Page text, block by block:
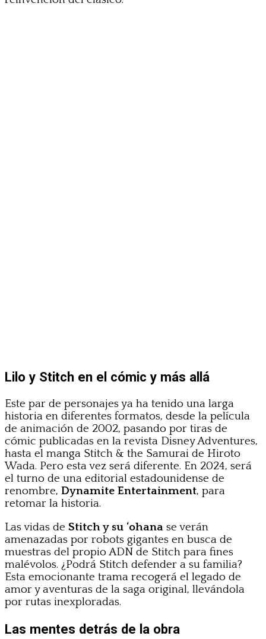
Lilo y Stitch en el cómic y más allá
Este par de personajes ya ha tenido una larga
historia en diferentes formatos, desde la película
de animación de 2002, pasando por tiras de
cómic publicadas en la revista Disney Adventures,
hasta el manga Stitch & the Samurai de Hiroto
Wada. Pero esta vez será diferente. En 2024, será
el turno de una editorial estadounidense de
renombre, Dynamite Entertainment, para
retomar la historia.
Las vidas de Stitch y su ‘ohana se verán
amenazadas por robots gigantes en busca de
muestras del propio ADN de Stitch para fines
malévolos. ¿Podrá Stitch defender a su familia?
Esta emocionante trama recogerá el legado de
amor y aventuras de la saga original, llevándola
por rutas inexploradas.
Las mentes detrás de la obra